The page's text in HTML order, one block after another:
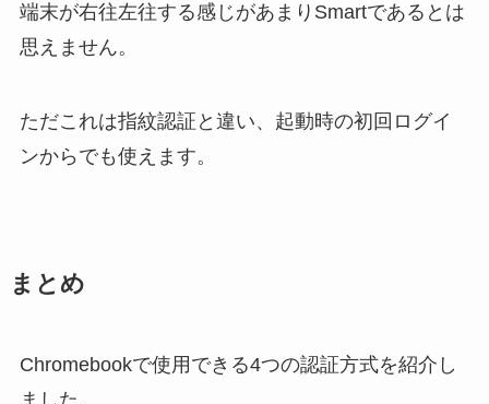
端末が右往左往する感じがあまりSmartであるとは
思えません。
ただこれは指紋認証と違い、起動時の初回ログイ
ンからでも使えます。
まとめ
Chromebookで使用できる4つの認証方式を紹介し